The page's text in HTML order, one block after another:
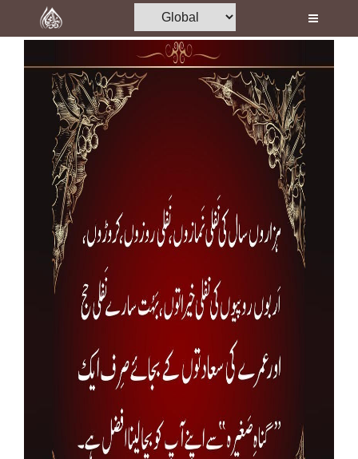
Home
Madani Channel
Volunteer Portal
Rohani Ilaj
Donation